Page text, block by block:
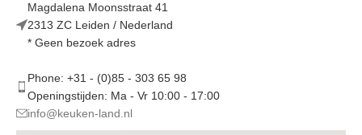
Magdalena Moonsstraat 41
2313 ZC Leiden / Nederland
* Geen bezoek adres
Phone: +31 - (0)85 - 303 65 98
Openingstijden: Ma - Vr 10:00 - 17:00
info@keuken-land.nl